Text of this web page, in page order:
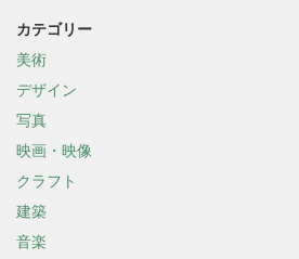
カテゴリー
美術
デザイン
写真
映画・映像
クラフト
建築
音楽